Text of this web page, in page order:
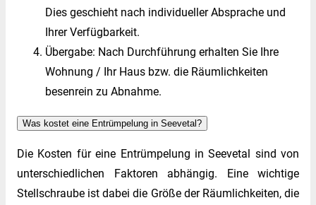
Dies geschieht nach individueller Absprache und
Ihrer Verfügbarkeit.
Übergabe: Nach Durchführung erhalten Sie Ihre
Wohnung / Ihr Haus bzw. die Räumlichkeiten
besenrein zu Abnahme.
Was kostet eine Entrümpelung in Seevetal?
Die Kosten für eine Entrümpelung in Seevetal sind von
unterschiedlichen Faktoren abhängig. Eine wichtige
Stellschraube ist dabei die Größe der Räumlichkeiten, die